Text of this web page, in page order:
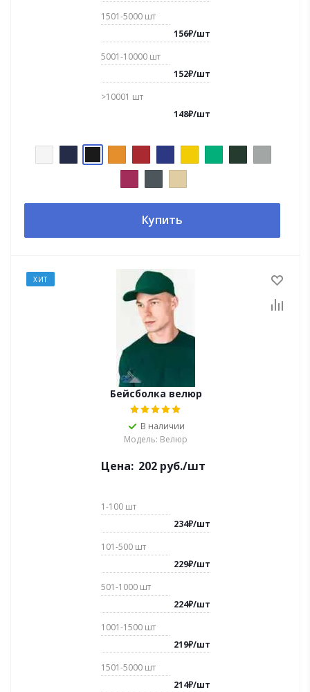
1501-5000 шт
156₽/шт
5001-10000 шт
152₽/шт
>10001 шт
148₽/шт
Купить
ХИТ
Бейсболка велюр
В наличии
Модель: Велюр
Цена: 202 руб./шт
1-100 шт
234₽/шт
101-500 шт
229₽/шт
501-1000 шт
224₽/шт
1001-1500 шт
219₽/шт
1501-5000 шт
214₽/шт